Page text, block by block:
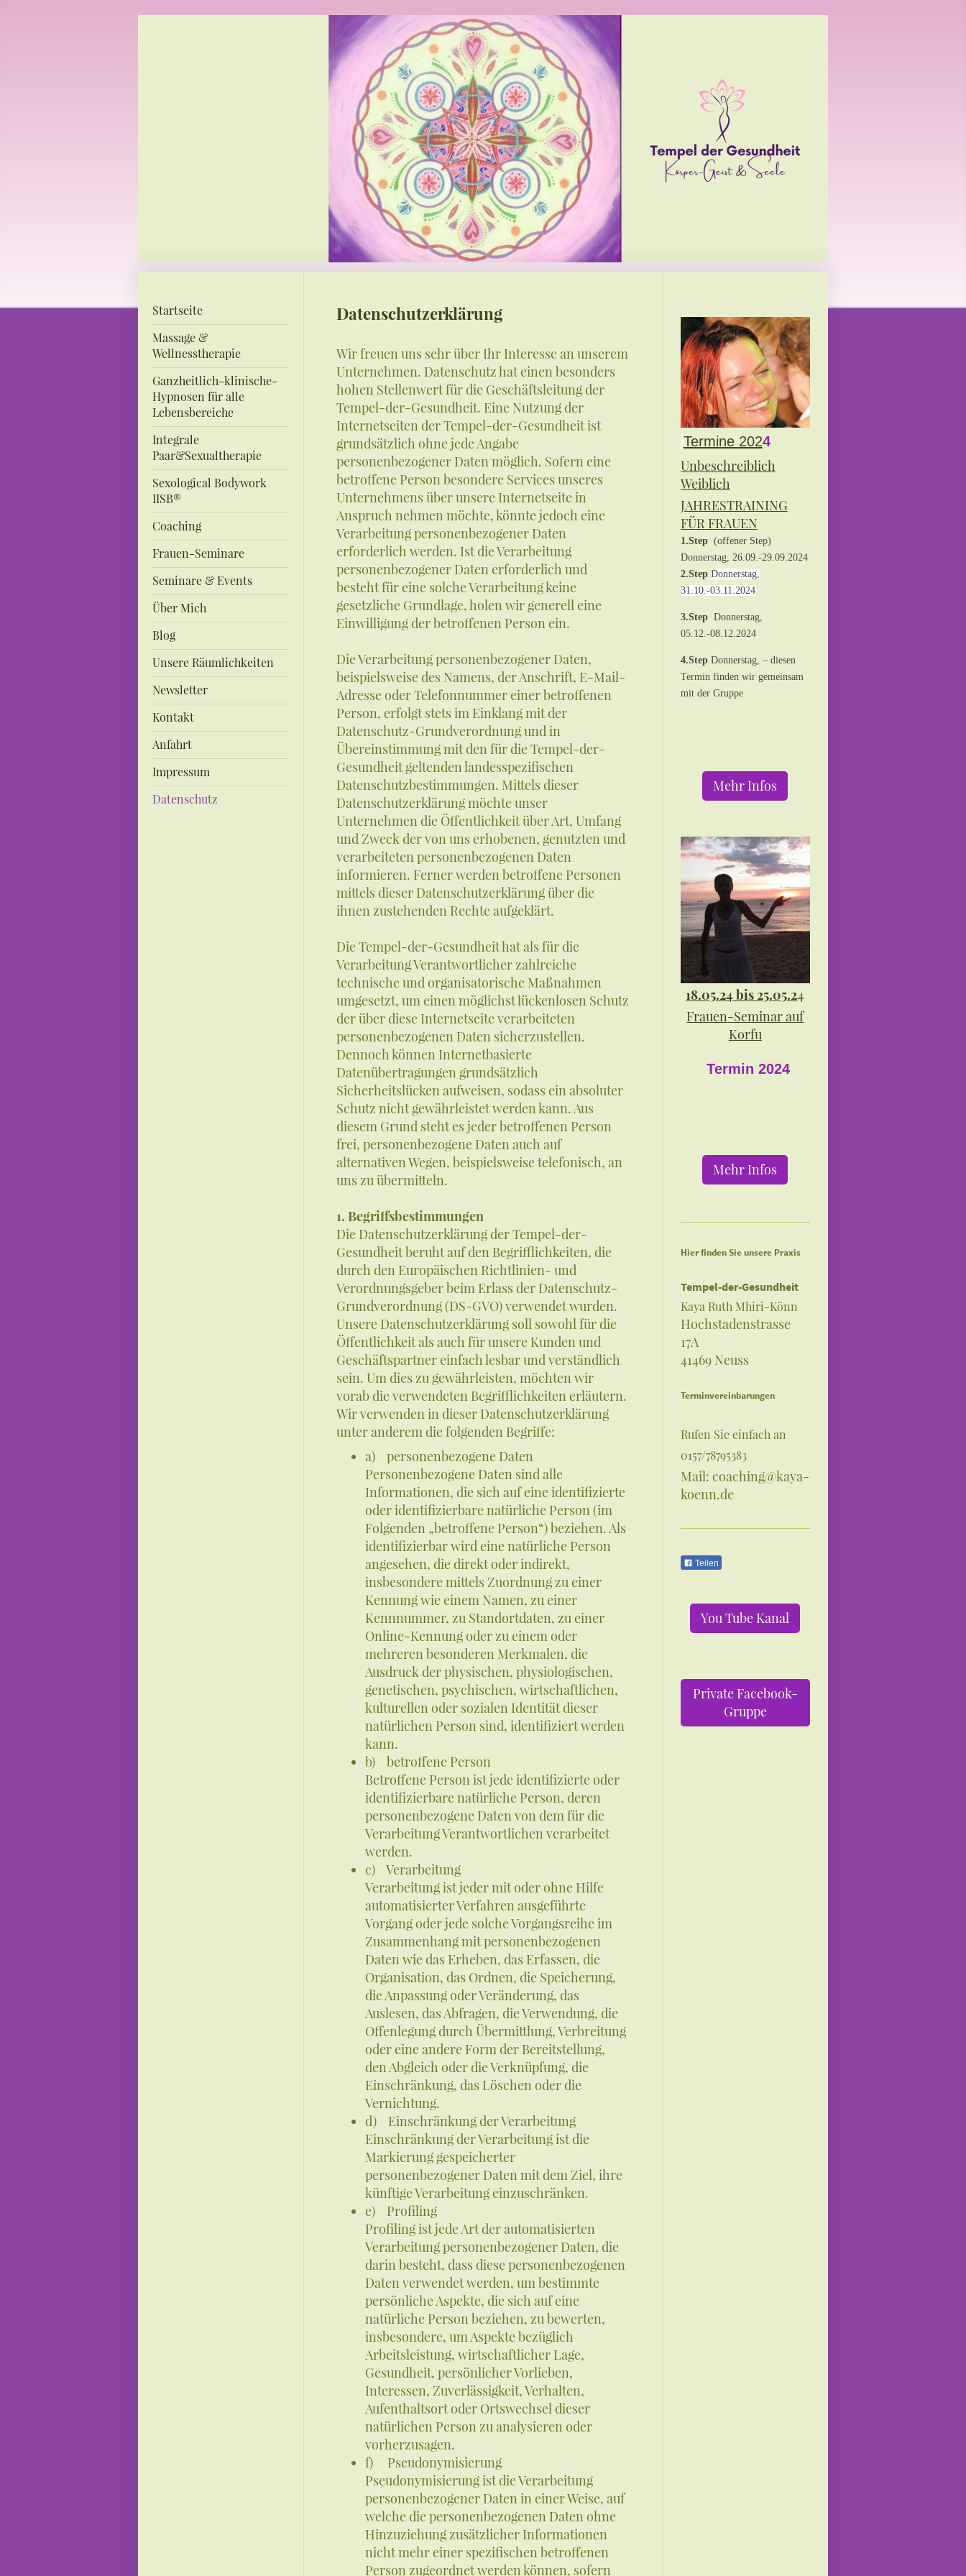
Startseite
Massage &
Wellnesstherapie
Ganzheitlich-klinische-
Hypnosen für alle
Lebensbereiche
Integrale
Paar&Sexualtherapie
Sexological Bodywork
IISB®
Coaching
Frauen-Seminare
Seminare & Events
Über Mich
Blog
Unsere Räumlichkeiten
Newsletter
Kontakt
Anfahrt
Impressum
Datenschutz
Datenschutzerklärung
Wir freuen uns sehr über Ihr Interesse an unserem
Unternehmen. Datenschutz hat einen besonders
hohen Stellenwert für die Geschäftsleitung der
Tempel-der-Gesundheit. Eine Nutzung der
Internetseiten der Tempel-der-Gesundheit ist
grundsätzlich ohne jede Angabe
personenbezogener Daten möglich. Sofern eine
betroffene Person besondere Services unseres
Unternehmens über unsere Internetseite in
Anspruch nehmen möchte, könnte jedoch eine
Verarbeitung personenbezogener Daten
erforderlich werden. Ist die Verarbeitung
personenbezogener Daten erforderlich und
besteht für eine solche Verarbeitung keine
gesetzliche Grundlage, holen wir generell eine
Einwilligung der betroffenen Person ein.
Die Verarbeitung personenbezogener Daten,
beispielsweise des Namens, der Anschrift, E-Mail-
Adresse oder Telefonnummer einer betroffenen
Person, erfolgt stets im Einklang mit der
Datenschutz-Grundverordnung und in
Übereinstimmung mit den für die Tempel-der-
Gesundheit geltenden landesspezifischen
Datenschutzbestimmungen. Mittels dieser
Datenschutzerklärung möchte unser
Unternehmen die Öffentlichkeit über Art, Umfang
und Zweck der von uns erhobenen, genutzten und
verarbeiteten personenbezogenen Daten
informieren. Ferner werden betroffene Personen
mittels dieser Datenschutzerklärung über die
ihnen zustehenden Rechte aufgeklärt.
Die Tempel-der-Gesundheit hat als für die
Verarbeitung Verantwortlicher zahlreiche
technische und organisatorische Maßnahmen
umgesetzt, um einen möglichst lückenlosen Schutz
der über diese Internetseite verarbeiteten
personenbezogenen Daten sicherzustellen.
Dennoch können Internetbasierte
Datenübertragungen grundsätzlich
Sicherheitslücken aufweisen, sodass ein absoluter
Schutz nicht gewährleistet werden kann. Aus
diesem Grund steht es jeder betroffenen Person
frei, personenbezogene Daten auch auf
alternativen Wegen, beispielsweise telefonisch, an
uns zu übermitteln.
1. Begriffsbestimmungen
Die Datenschutzerklärung der Tempel-der-
Gesundheit beruht auf den Begrifflichkeiten, die
durch den Europäischen Richtlinien- und
Verordnungsgeber beim Erlass der Datenschutz-
Grundverordnung (DS-GVO) verwendet wurden.
Unsere Datenschutzerklärung soll sowohl für die
Öffentlichkeit als auch für unsere Kunden und
Geschäftspartner einfach lesbar und verständlich
sein. Um dies zu gewährleisten, möchten wir
vorab die verwendeten Begrifflichkeiten erläutern.
Wir verwenden in dieser Datenschutzerklärung
unter anderem die folgenden Begriffe:
a) personenbezogene Daten
Personenbezogene Daten sind alle
Informationen, die sich auf eine identifizierte
oder identifizierbare natürliche Person (im
Folgenden „betroffene Person“) beziehen. Als
identifizierbar wird eine natürliche Person
angesehen, die direkt oder indirekt,
insbesondere mittels Zuordnung zu einer
Kennung wie einem Namen, zu einer
Kennnummer, zu Standortdaten, zu einer
Online-Kennung oder zu einem oder
mehreren besonderen Merkmalen, die
Ausdruck der physischen, physiologischen,
genetischen, psychischen, wirtschaftlichen,
kulturellen oder sozialen Identität dieser
natürlichen Person sind, identifiziert werden
kann.
b) betroffene Person
Betroffene Person ist jede identifizierte oder
identifizierbare natürliche Person, deren
personenbezogene Daten von dem für die
Verarbeitung Verantwortlichen verarbeitet
werden.
c) Verarbeitung
Verarbeitung ist jeder mit oder ohne Hilfe
automatisierter Verfahren ausgeführte
Vorgang oder jede solche Vorgangsreihe im
Zusammenhang mit personenbezogenen
Daten wie das Erheben, das Erfassen, die
Organisation, das Ordnen, die Speicherung,
die Anpassung oder Veränderung, das
Auslesen, das Abfragen, die Verwendung, die
Offenlegung durch Übermittlung, Verbreitung
oder eine andere Form der Bereitstellung,
den Abgleich oder die Verknüpfung, die
Einschränkung, das Löschen oder die
Vernichtung.
d) Einschränkung der Verarbeitung
Einschränkung der Verarbeitung ist die
Markierung gespeicherter
personenbezogener Daten mit dem Ziel, ihre
künftige Verarbeitung einzuschränken.
e) Profiling
Profiling ist jede Art der automatisierten
Verarbeitung personenbezogener Daten, die
darin besteht, dass diese personenbezogenen
Daten verwendet werden, um bestimmte
persönliche Aspekte, die sich auf eine
natürliche Person beziehen, zu bewerten,
insbesondere, um Aspekte bezüglich
Arbeitsleistung, wirtschaftlicher Lage,
Gesundheit, persönlicher Vorlieben,
Interessen, Zuverlässigkeit, Verhalten,
Aufenthaltsort oder Ortswechsel dieser
natürlichen Person zu analysieren oder
vorherzusagen.
f) Pseudonymisierung
Pseudonymisierung ist die Verarbeitung
personenbezogener Daten in einer Weise, auf
welche die personenbezogenen Daten ohne
Hinzuziehung zusätzlicher Informationen
nicht mehr einer spezifischen betroffenen
Person zugeordnet werden können, sofern
Termine 2024
Unbeschreiblich
Weiblich
JAHRESTRAINING
FÜR FRAUEN
1.Step(offener Step)
Donnerstag, 26.09.-29.09.2024
2.Step Donnerstag,
31.10.-03.11.2024
3.StepDonnerstag,
05.12.-08.12.2024
4.StepDonnerstag, – diesen
Termin finden wir gemeinsam
mit der Gruppe
Mehr Infos
18.05.24 bis 25.05.24
Frauen-Seminar auf
Korfu
Termin 2024
Mehr Infos
Hier finden Sie unsere Praxis
Tempel-der-Gesundheit
Kaya Ruth Mhiri-Könn
Hochstadenstrasse
17A
41469 Neuss
Terminvereinbarungen
Rufen Sie einfach an
0157/78795383
Mail: coaching@kaya-
koenn.de
Teilen
You Tube Kanal
Private Facebook-
Gruppe